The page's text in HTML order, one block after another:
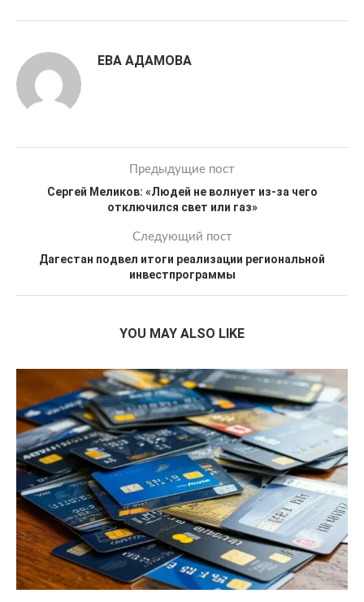
ЕВА АДАМОВА
Предыдущие пост
Сергей Меликов: «Людей не волнует из-за чего
отключился свет или газ»
Следующий пост
Дагестан подвел итоги реализации региональной
инвестпрограммы
YOU MAY ALSO LIKE